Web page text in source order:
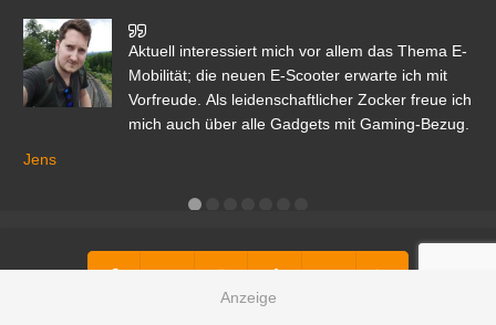
Aktuell interessiert mich vor allem das Thema E-
Mobilität; die neuen E-Scooter erwarte ich mit
Vorfreude. Als leidenschaftlicher Zocker freue ich
mich auch über alle Gadgets mit Gaming-Bezug.
Jens